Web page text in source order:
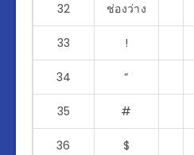
32 ช่องว่าง
33 !
34 “
35 #
36 $